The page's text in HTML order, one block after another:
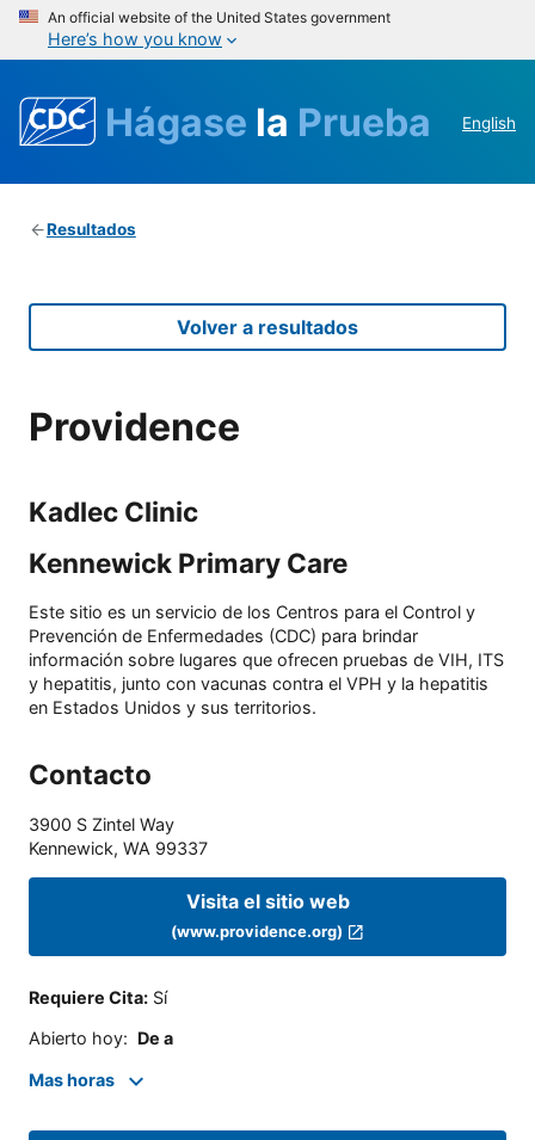
An official website of the United States government
Here’s how you know
Hágase la Prueba English
Resultados
Volver a resultados
Providence
Kadlec Clinic
Kennewick Primary Care
Este sitio es un servicio de los Centros para el Control y
Prevención de Enfermedades (CDC) para brindar
información sobre lugares que ofrecen pruebas de VIH, ITS
y hepatitis, junto con vacunas contra el VPH y la hepatitis
en Estados Unidos y sus territorios.
Contacto
3900 S Zintel Way
Kennewick, WA 99337
Visita el sitio web
(www.providence.org)
Requiere Cita: Sí
Abierto hoy: De a
Mas horas